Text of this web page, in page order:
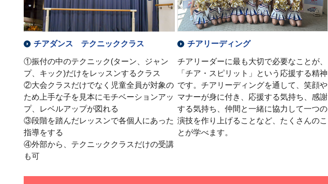
チアダンス テクニッククラス
①振付の中のテクニック(ターン、ジャン
プ、キック)だけをレッスンするクラス
②大会クラスだけでなく児童全員が対象の
ため上手な子を見本にモチベーションアッ
プ、レベルアップが図れる
③段階を踏んだレッスンで各個人にあった
指導をする
④外部から、テクニッククラスだけの受講
も可
チアリーディング
チアリーダーに最も大切で必要なことが、
「チア・スピリット」という応援する精神
です。チアリーディングを通して、笑顔や
マナーが身に付き、応援する気持ち、感謝
する気持ち、仲間と一緒に協力して一つの
演技を作り上げることなど、たくさんのこ
とが学べます。